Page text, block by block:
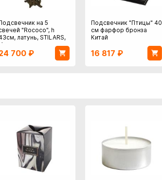
на 5
"Rococo", h
латунь, STILARS,
700 ₽
Подсвечник "Птицы" 40
см фарфор бронза
Китай
16 817 ₽